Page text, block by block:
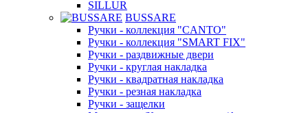
SILLUR
BUSSARE
Ручки - коллекция "CANTO"
Ручки - коллекция "SMART FIX"
Ручки - раздвижные двери
Ручки - круглая накладка
Ручки - квадратная накладка
Ручки - резная накладка
Ручки - защелки